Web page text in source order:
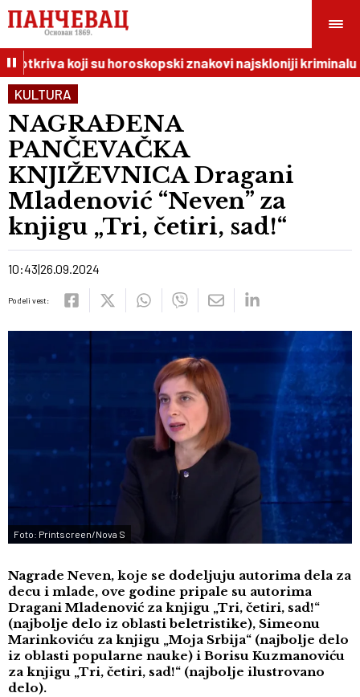
koji su horoskopski znakovi najskloniji kriminalu
KULTURA
NAGRAĐENA
PANČEVAČKA
KNJIŽEVNICA Dragani
Mladenović “Neven” za
knjigu „Tri, četiri, sad!“
10:43 26.09.2024
Podeli vest:
Foto: Printscreen/Nova S
Nagrade Neven, koje se dodeljuju autorima dela za
decu i mlade, ove godine pripale su autorima
Dragani Mladenović za knjigu „Tri, četiri, sad!“
(najbolje delo iz oblasti beletristike), Simeonu
Marinkoviću za knjigu „Moja Srbija“ (najbolje delo
iz oblasti popularne nauke) i Borisu Kuzmanoviću
za knjigu „Tri, četiri, sad!“ (najbolje ilustrovano
delo).